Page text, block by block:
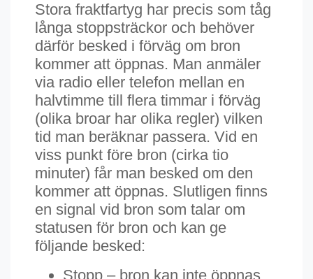
Stora fraktfartyg har precis som tåg
långa stoppsträckor och behöver
därför besked i förväg om bron
kommer att öppnas. Man anmäler
via radio eller telefon mellan en
halvtimme till flera timmar i förväg
(olika broar har olika regler) vilken
tid man beräknar passera. Vid en
viss punkt före bron (cirka tio
minuter) får man besked om den
kommer att öppnas. Slutligen finns
en signal vid bron som talar om
statusen för bron och kan ge
följande besked:
Stopp – bron kan inte öppnas.